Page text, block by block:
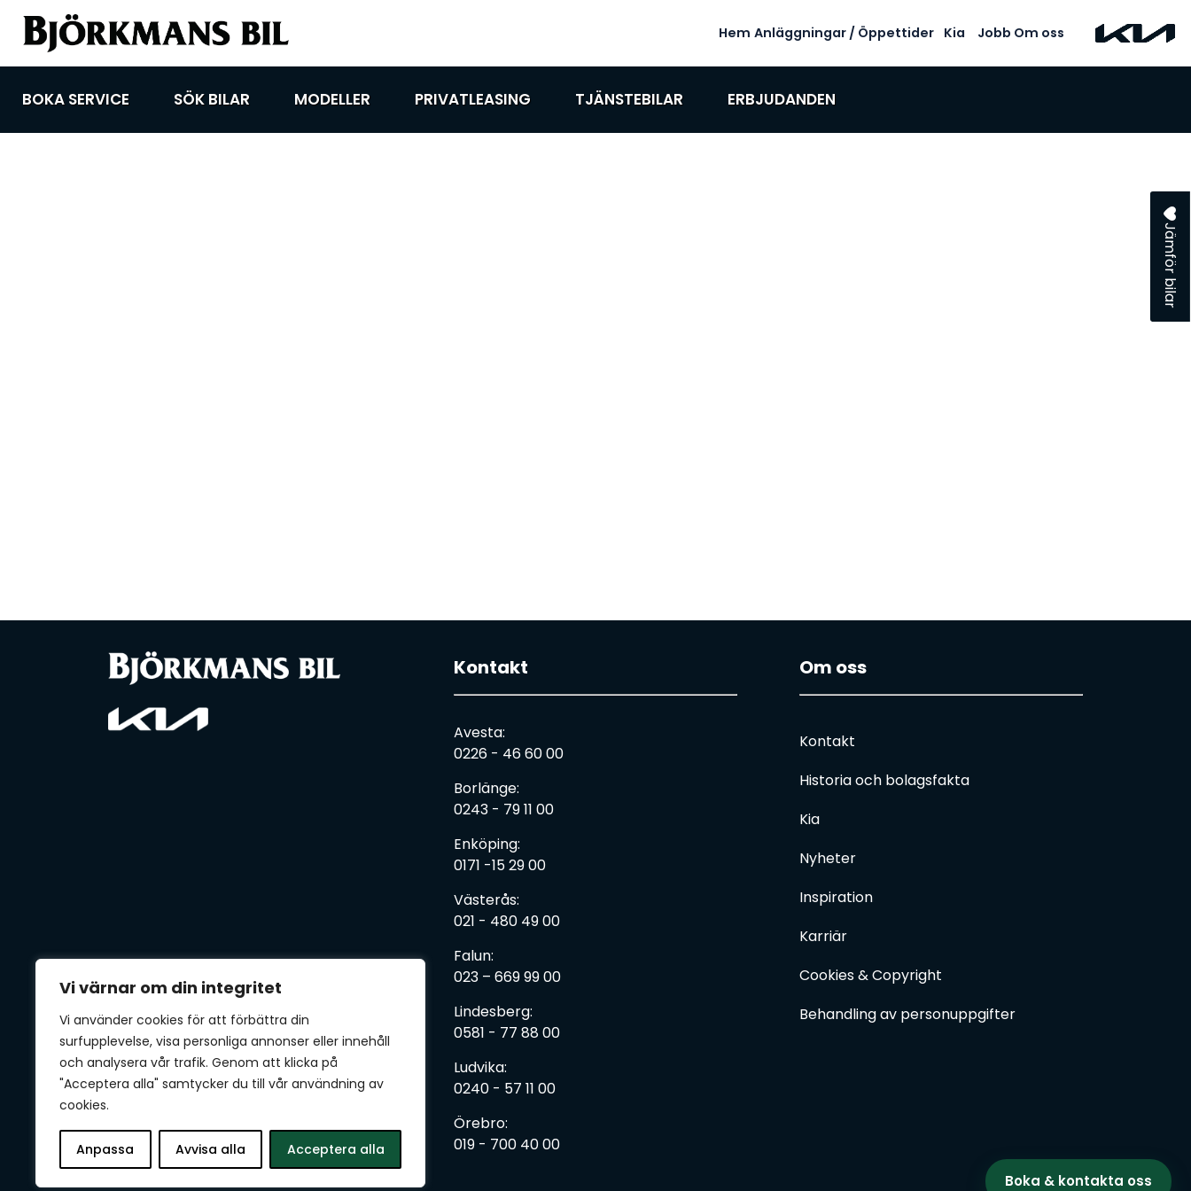
Vi värnar om din integritet
Vi använder cookies för att förbättra din
surfupplevelse, visa personliga annonser eller innehåll
och analysera vår trafik. Genom att klicka på
"Acceptera alla" samtycker du till vår användning av
cookies.
Anpassa Avvisa alla Acceptera alla
Hem Anläggningar / Öppettider Kia Jobb Om oss
BOKA SERVICE SÖK BILAR MODELLER PRIVATLEASING TJÄNSTEBILAR ERBJUDANDEN
Jämför bilar
Kontakt
Avesta:
0226 - 46 60 00
Borlänge:
0243 - 79 11 00
Enköping:
0171 -15 29 00
Västerås:
021 - 480 49 00
Falun:
023 – 669 99 00
Lindesberg:
0581 - 77 88 00
Ludvika:
0240 - 57 11 00
Örebro:
019 - 700 40 00
Om oss
Kontakt
Historia och bolagsfakta
Kia
Nyheter
Inspiration
Karriär
Cookies & Copyright
Behandling av personuppgifter
Boka & kontakta oss